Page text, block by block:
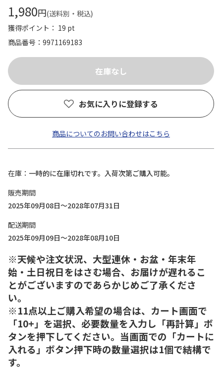
1,980円(送料別・税込)
獲得ポイント： 19 pt
商品番号
9971169183
お気に入りに登録する
商品についてのお問い合わせはこちら
在庫
一時的に在庫切れです。入荷次第ご購入可能。
販売期間
2025年09月08日～2028年07月31日
配送期間
2025年09月09日～2028年08月10日
※天候や注文状況、大型連休・お盆・年末年
始・土日祝日をはさむ場合、お届けが遅れるこ
とがございますのであらかじめご了承くださ
い。
※11点以上ご購入希望の場合は、カート画面で
「10+」を選択、必要数量を入力し「再計算」ボ
タンを押下してください。当画面での「カートに
入れる」ボタン押下時の数量選択は1個で結構で
す。